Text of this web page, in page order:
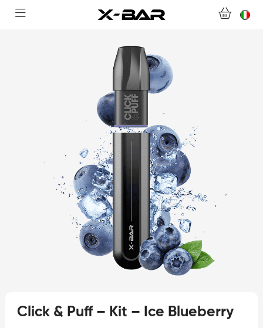
BENVENUTI SU X-BAR.CO
DOMANDE FREQUENTI
DIVENTA UN GROSSISTA X-BAR
IL MIO ACCOUNT
Click & Puff – Kit – Ice Blueberry